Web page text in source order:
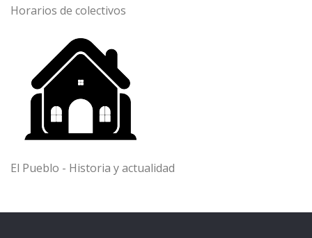
Horarios de colectivos
El Pueblo - Historia y actualidad